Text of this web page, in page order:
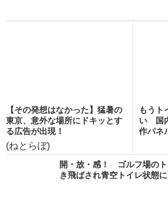
【その発想はなかった】猛暑の
東京、意外な場所にドキッとす
る広告が出現！
(ねとらぼ)
もうト
い 国
作パネ
開・放・感！ ゴルフ場の
き飛ばされ青空トイレ状態